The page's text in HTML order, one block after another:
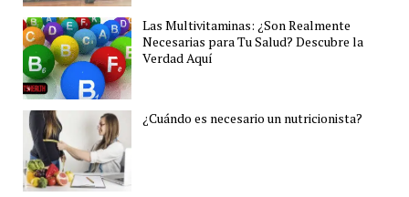
Las Multivitaminas: ¿Son Realmente
Necesarias para Tu Salud? Descubre la
Verdad Aquí
¿Cuándo es necesario un nutricionista?